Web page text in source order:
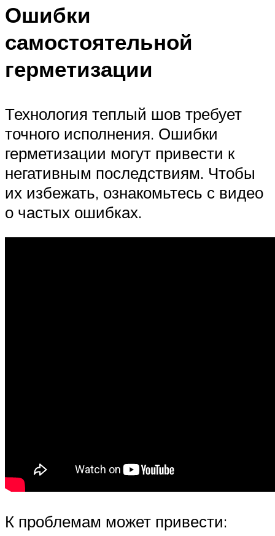
Ошибки
самостоятельной
герметизации
Технология теплый шов требует
точного исполнения. Ошибки
герметизации могут привести к
негативным последствиям. Чтобы
их избежать, ознакомьтесь с видео
о частых ошибках.
К проблемам может привести: